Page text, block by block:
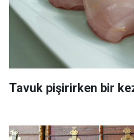
Tavuk pişirirken bir